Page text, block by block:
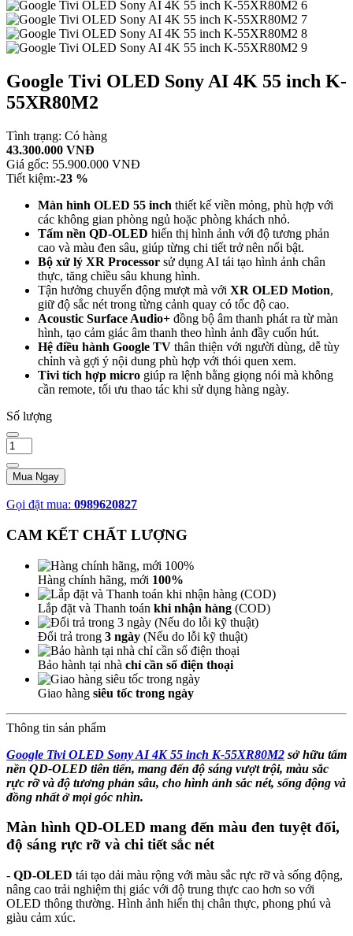
Google Tivi OLED Sony AI 4K 55 inch K-
55XR80M2
Tình trạng: Có hàng
43.300.000 VNĐ
Giá gốc: 55.900.000 VNĐ
Tiết kiệm:-23 %
Màn hình OLED 55 inch thiết kế viền mỏng, phù hợp với
các không gian phòng ngủ hoặc phòng khách nhỏ.
Tấm nền QD-OLED hiển thị hình ảnh với độ tương phản
cao và màu đen sâu, giúp từng chi tiết trở nên nổi bật.
Bộ xử lý XR Processor sử dụng AI tái tạo hình ảnh chân
thực, tăng chiều sâu khung hình.
Tận hưởng chuyển động mượt mà với XR OLED Motion,
giữ độ sắc nét trong từng cảnh quay có tốc độ cao.
Acoustic Surface Audio+ đồng bộ âm thanh phát ra từ màn
hình, tạo cảm giác âm thanh theo hình ảnh đầy cuốn hút.
Hệ điều hành Google TV thân thiện với người dùng, dễ tùy
chỉnh và gợi ý nội dung phù hợp với thói quen xem.
Tivi tích hợp micro giúp ra lệnh bằng giọng nói mà không
cần remote, tối ưu thao tác khi sử dụng hàng ngày.
Số lượng
Mua Ngay
Gọi đặt mua: 0989620827
CAM KẾT CHẤT LƯỢNG
Hàng chính hãng, mới 100%
Lắp đặt và Thanh toán khi nhận hàng (COD)
Đổi trả trong 3 ngày (Nếu do lỗi kỹ thuật)
Bảo hành tại nhà chỉ cần số điện thoại
Giao hàng siêu tốc trong ngày
Thông tin sản phẩm
Google Tivi OLED Sony AI 4K 55 inch K-55XR80M2 sở hữu tấm
nền QD‑OLED tiên tiến, mang đến độ sáng vượt trội, màu sắc
rực rỡ và độ tương phản sâu, cho hình ảnh sắc nét, sống động và
đồng nhất ở mọi góc nhìn.
Màn hình QD-OLED mang đến màu đen tuyệt đối,
độ sáng rực rỡ và chi tiết sắc nét
- QD-OLED tái tạo dải màu rộng với màu sắc rực rỡ và sống động,
nâng cao trải nghiệm thị giác với độ trung thực cao hơn so với
OLED thông thường. Hình ảnh hiển thị chân thực, phong phú và
giàu cảm xúc.